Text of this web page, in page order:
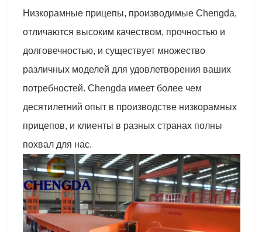
Низкорамные прицепы, производимые Chengda,
отличаются высоким качеством, прочностью и
долговечностью, и существует множество
различных моделей для удовлетворения ваших
потребностей. Chengda имеет более чем
десятилетний опыт в производстве низкорамных
прицепов, и клиенты в разных странах полны
похвал для нас.